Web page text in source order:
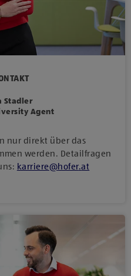
Stadler
Agent
nur direkt über das
werden. Detailfragen
karriere@hofer.at